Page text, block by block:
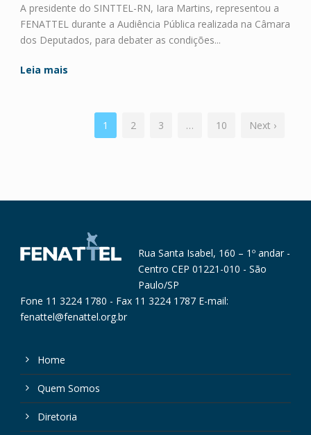
A presidente do SINTTEL-RN, Iara Martins, representou a
FENATTEL durante a Audiência Pública realizada na Câmara
dos Deputados, para debater as condições...
Leia mais
1 2 3 … 10 Next ›
Rua Santa Isabel, 160 – 1º andar -
Centro CEP 01221-010 - São
Paulo/SP
Fone 11 3224 1780 - Fax 11 3224 1787 E-mail:
fenattel@fenattel.org.br
Home
Quem Somos
Diretoria